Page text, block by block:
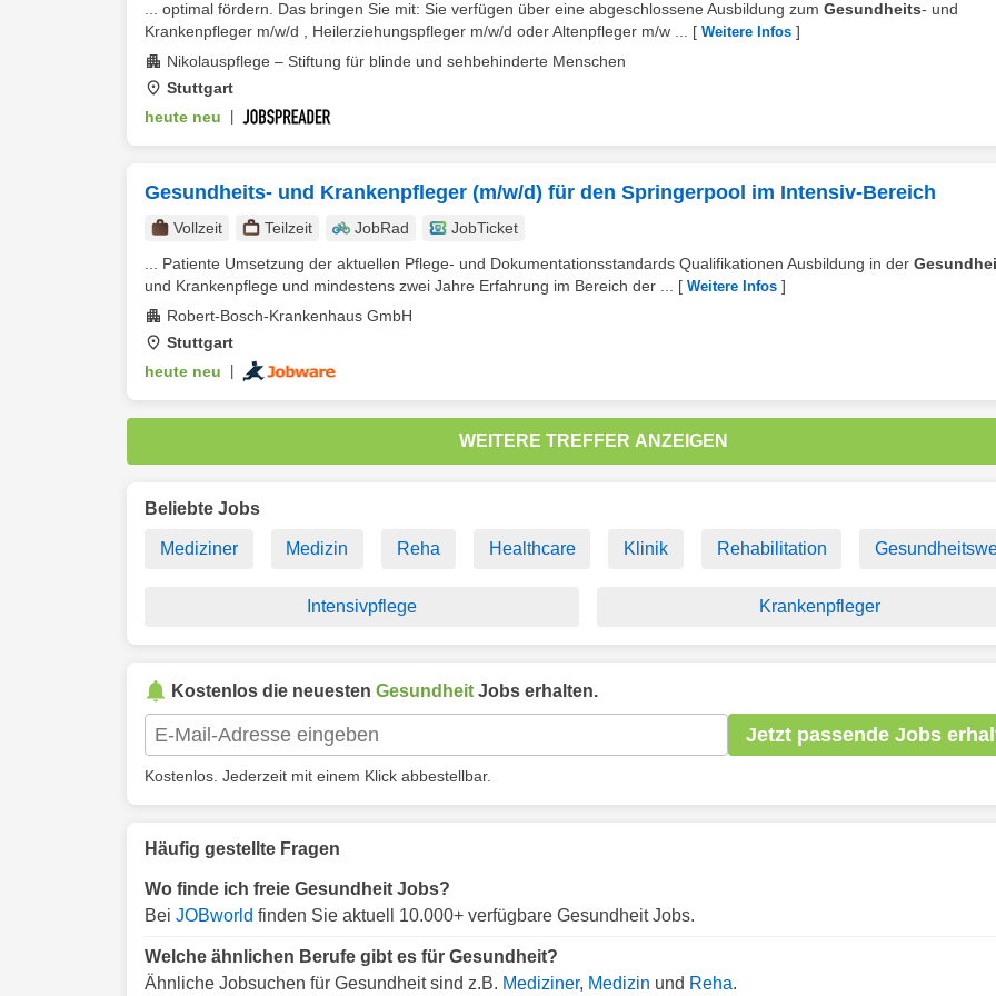
... optimal fördern. Das bringen Sie mit: Sie verfügen über eine abgeschlossene Ausbildung zum Gesundheits- und
Krankenpfleger m/w/d , Heilerziehungspfleger m/w/d oder Altenpfleger m/w ...
[ Weitere Infos ]
Nikolauspflege – Stiftung für blinde und sehbehinderte Menschen
Stuttgart
heute neu
Gesundheits- und Krankenpfleger (m/w/d) für den Springerpool im Intensiv-Bereich
Vollzeit Teilzeit JobRad
JobTicket
... Patiente Umsetzung der aktuellen Pflege- und Dokumentationsstandards Qualifikationen Ausbildung in der
und Krankenpflege und mindestens zwei Jahre Erfahrung im Bereich der ...
[ Weitere Infos ]
Robert-Bosch-Krankenhaus GmbH
Stuttgart
heute neu
WEITERE TREFFER ANZEIGEN
Beliebte Jobs
Mediziner Medizin Reha Healthcare Klinik Rehabilitation
Intensivpflege Krankenpfleger
Kostenlos die neuesten Gesundheit Jobs erhalten.
Jetzt passende Jobs
Kostenlos. Jederzeit mit einem Klick abbestellbar.
Häufig gestellte Fragen
Wo finde ich freie Gesundheit Jobs?
Bei JOBworld finden Sie aktuell 10.000+ verfügbare Gesundheit Jobs.
Welche ähnlichen Berufe gibt es für Gesundheit?
Ähnliche Jobsuchen für Gesundheit sind z.B. Mediziner, Medizin und Reha.